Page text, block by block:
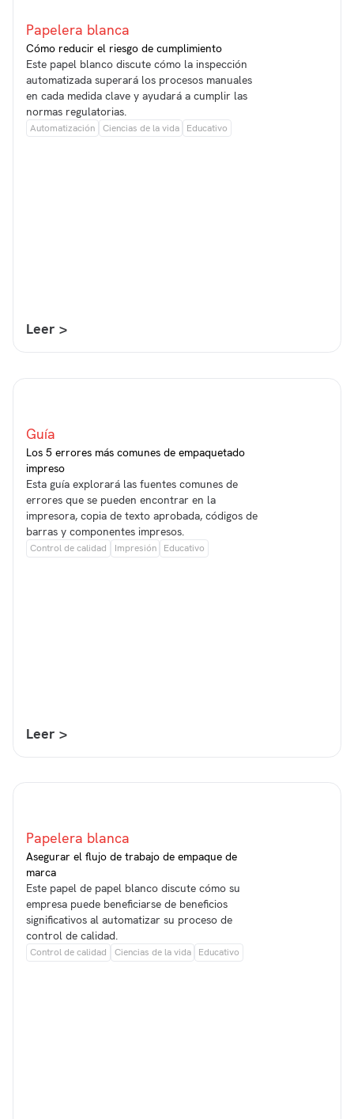
Papelera blanca
Cómo reducir el riesgo de cumplimiento
Este papel blanco discute cómo la inspección
automatizada superará los procesos manuales
en cada medida clave y ayudará a cumplir las
normas regulatorias.
Automatización Ciencias de la vida Educativo
Leer >
Guía
Los 5 errores más comunes de empaquetado
impreso
Esta guía explorará las fuentes comunes de
errores que se pueden encontrar en la
impresora, copia de texto aprobada, códigos de
barras y componentes impresos.
Control de calidad Impresión Educativo
Leer >
Papelera blanca
Asegurar el flujo de trabajo de empaque de
marca
Este papel de papel blanco discute cómo su
empresa puede beneficiarse de beneficios
significativos al automatizar su proceso de
control de calidad.
Control de calidad Ciencias de la vida Educativo